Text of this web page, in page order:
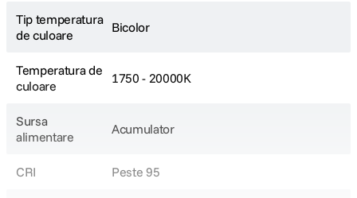
Tip temperatura
de culoare
Bicolor
Temperatura de
culoare
1750 - 20000K
Sursa
alimentare
Acumulator
CRI Peste 95